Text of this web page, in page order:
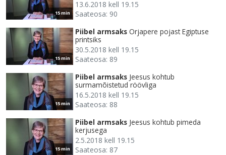
15 min
13.6.2018 kell 19.15
Saateosa: 90
15 min
Piibel armsaks Orjapere pojast Egiptuse
printsiks
30.5.2018 kell 19.15
Saateosa: 89
15 min
Piibel armsaks Jeesus kohtub
surmamõistetud röövliga
16.5.2018 kell 19.15
Saateosa: 88
15 min
Piibel armsaks Jeesus kohtub pimeda
kerjusega
2.5.2018 kell 19.15
Saateosa: 87